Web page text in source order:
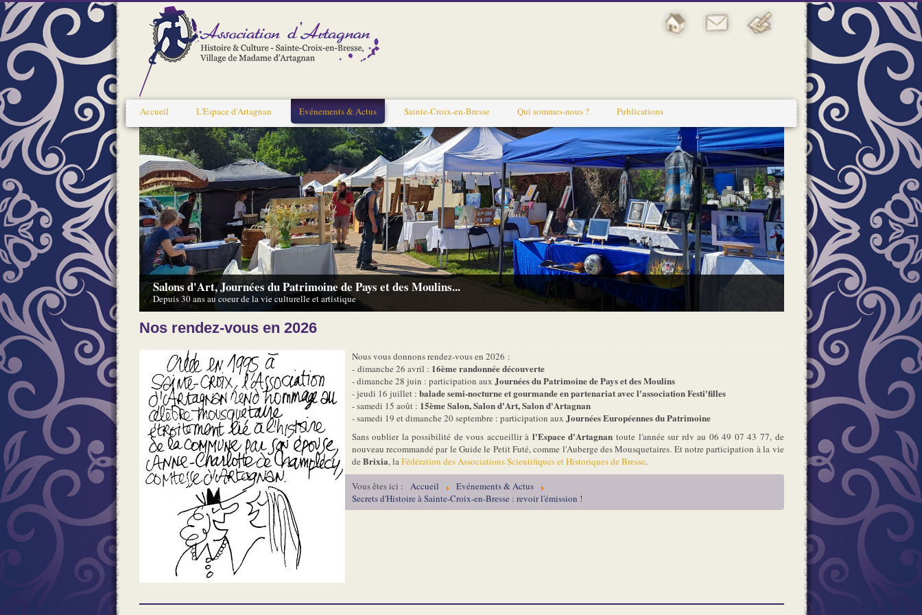
Accueil L'Espace d'Artagnan Evénements & Actus Sainte-Croix-en-Bresse Qui sommes-nous ? Publications
Salons d'Art, Journées du Patrimoine de Pays et des Moulins...
Depuis 30 ans au coeur de la vie culturelle et artistique
Nos rendez-vous en 2026
Nous vous donnons rendez-vous en 2026 :
- dimanche 26 avril : 16ème randonnée découverte
- dimanche 28 juin : participation aux Journées du Patrimoine de Pays et des Moulins
- jeudi 16 juillet : balade semi-nocturne et gourmande en partenariat avec l'association Festi'filles
- samedi 15 août : 15ème Salon, Salon d'Art, Salon d'Artagnan
- samedi 19 et dimanche 20 septembre : participation aux Journées Européennes du Patrimoine
Sans oublier la possibilité de vous accueillir à l'Espace d'Artagnan toute l'année sur rdv au 06 49 07 43 77, de
nouveau recommandé par le Guide le Petit Futé, comme l'Auberge des Mousquetaires. Et notre participation à la vie
de Brixia, laFédération des Associations Scientifiques et Historiques de Bresse.
Vous êtes ici :
Accueil
Evénements & Actus
Secrets d'Histoire à Sainte-Croix-en-Bresse : revoir l'émission !